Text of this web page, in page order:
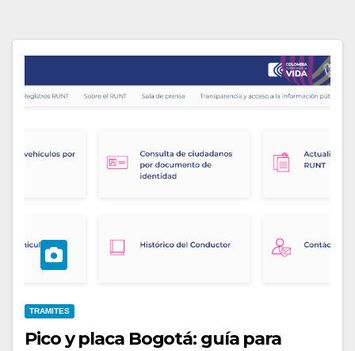
TRAMITES
Pico y placa Bogotá: guía para